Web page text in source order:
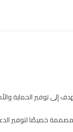
توفير الحماية
خصيصًا لتوفير الدعم